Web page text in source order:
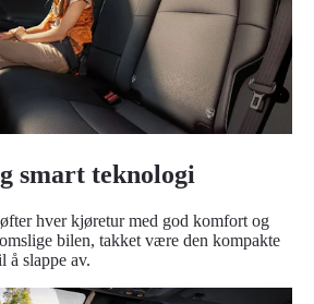
smart teknologi
hver kjøretur med god komfort og
bilen, takket være den kompakte
å slappe av.